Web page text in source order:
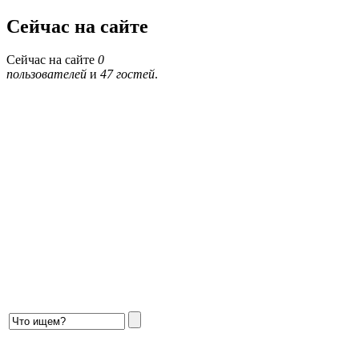
Сейчас на сайте
Сейчас на сайте 0
пользователей и 47 гостей.